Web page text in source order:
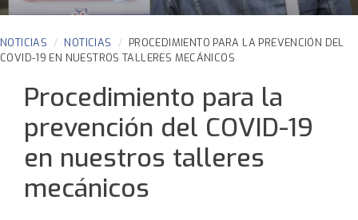
NOTICIAS NOTICIAS
PROCEDIMIENTO PARA LA PREVENCIÓN DEL
COVID-19 EN NUESTROS TALLERES MECÁNICOS
Procedimiento para la
prevención del COVID-19
en nuestros talleres
mecánicos